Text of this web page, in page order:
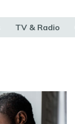
TV & Radio